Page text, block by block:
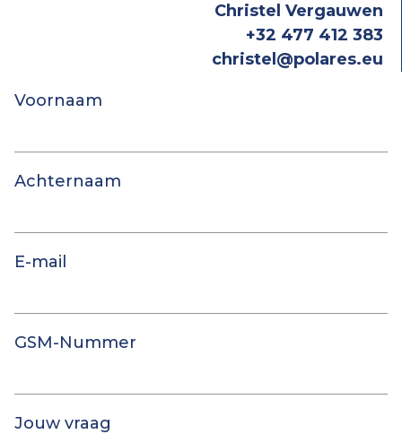
Christel Vergauwen
+32 477 412 383
christel@polares.eu
Voornaam
Achternaam
E-mail
GSM-Nummer
Jouw vraag